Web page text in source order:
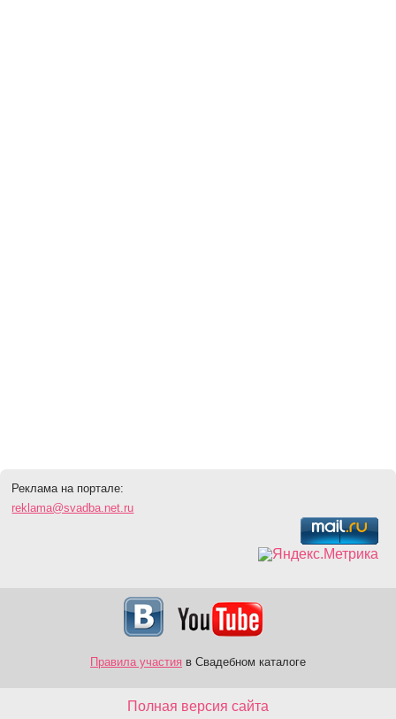
Реклама на портале:
reklama@svadba.net.ru
Правила участия в Свадебном каталоге
Полная версия сайта